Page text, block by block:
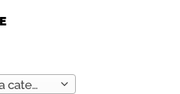
Selecciona una categoría